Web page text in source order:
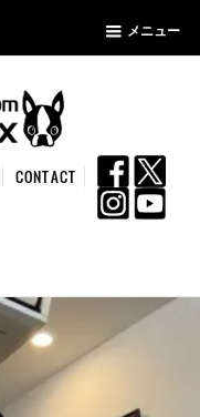
メニュー
CONTACT